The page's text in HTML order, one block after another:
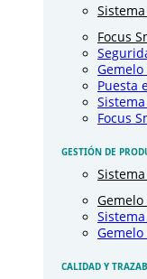
Sistema
Focus
Puesta
Sistema
Focus
GESTIÓN DE
Sistema
Sistema
CALIDAD Y